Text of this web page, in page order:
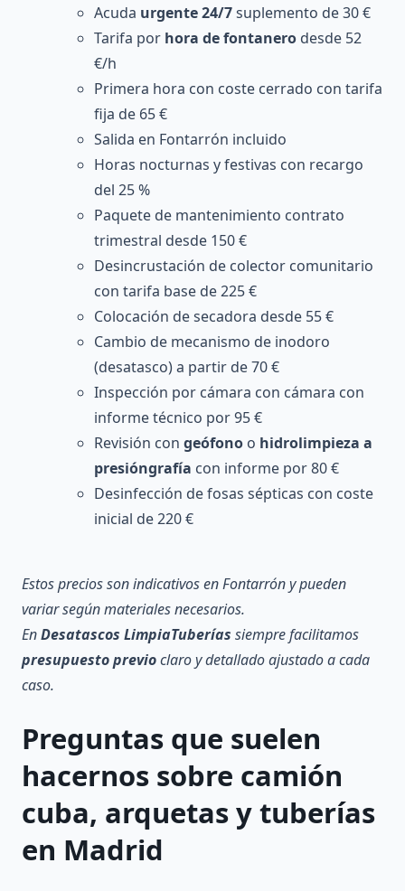
Acuda urgente 24/7suplemento de 30 €
Tarifa por hora de fontanero desde 52
€/h
Primera hora con coste cerrado con tarifa
fija de 65 €
Salida en Fontarrón incluido
Horas nocturnas y festivas con recargo
del 25 %
Paquete de mantenimiento contrato
trimestral desde 150 €
Desincrustación de colector comunitario
con tarifa base de 225 €
Colocación de secadora desde 55 €
Cambio de mecanismo de inodoro
(desatasco) a partir de 70 €
Inspección por cámara con cámara con
informe técnico por 95 €
Revisión con geófono o hidrolimpieza a
presióngrafía con informe por 80 €
Desinfección de fosas sépticas con coste
inicial de 220 €
Estos precios son indicativos en Fontarrón y pueden
variar según materiales necesarios.
EnDesatascos LimpiaTuberías siempre facilitamos
presupuesto previoclaro y detallado ajustado a cada
caso.
Preguntas que suelen
hacernos sobre camión
cuba, arquetas y tuberías
en Madrid